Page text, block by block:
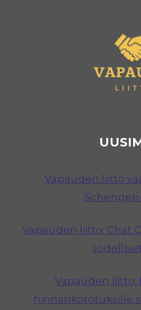
Vapauden liitto
Vapauden liitto: Chat
Vapauden liitto:
hinnankorotuksille